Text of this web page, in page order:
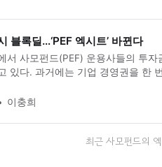
블록딜…‘PEF 엑시트’ 바뀐다
서 사모펀드(PEF) 운용사들의 투자
있다. 과거에는 기업 경영권을 한
매매) 방식이 새로운 트렌드로 부상
이충희
최근 사모펀드의